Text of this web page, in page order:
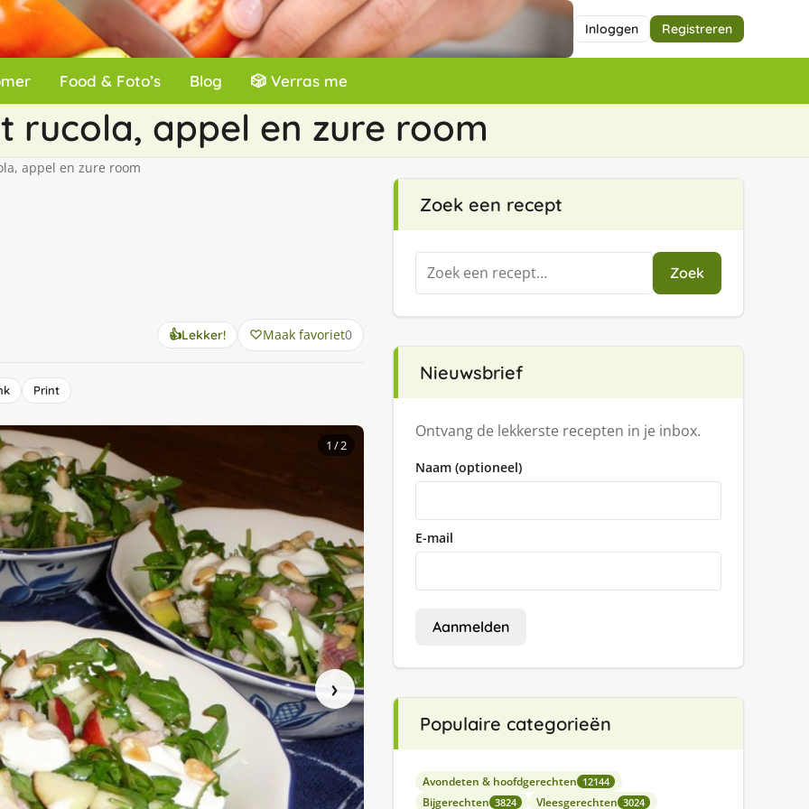
Inloggen Registreren
Food & Foto’s Blog 🎲 Verras me
rucola, appel en zure room
appel en zure room
👍Lekker! Maak favoriet0
Print
›
1 / 2
Zoek een recept
Zoeken
naar:
Zoek
Nieuwsbrief
Ontvang de lekkerste recepten in je inbox.
Naam (optioneel)
E-mail
Aanmelden
Populaire categorieën
Avondeten & hoofdgerechten 12144
Bijgerechten 3824 Vleesgerechten 3024